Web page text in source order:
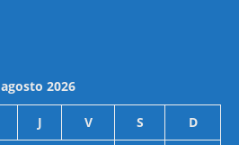
agosto 2026
J V S D